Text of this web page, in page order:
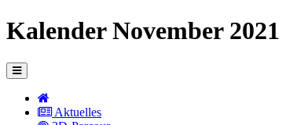
Kalender November
Aktuelles